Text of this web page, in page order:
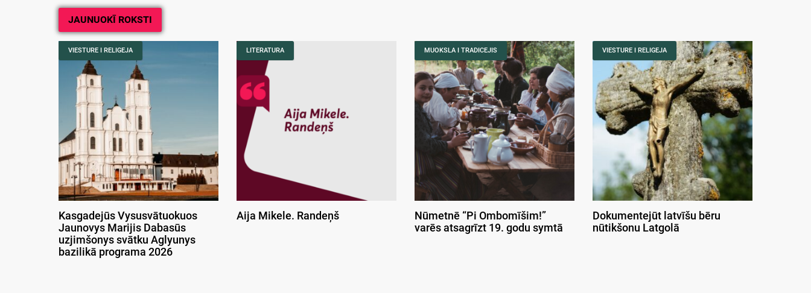
JAUNUOKĪ ROKSTI
VIESTURE I RELIGEJA
Kasgadejūs Vysusvātuokuos
Jaunovys Marijis Dabasūs
uzjimšonys svātku Aglyunys
bazilikā programa 2026
LITERATURA
Aija Mikele. Randeņš
MUOKSLA I TRADICEJIS
Nūmetnē “Pi Ombomīšim!”
varēs atsagrīzt 19. godu symtā
VIESTURE I RELIGEJA
Dokumentejūt latvīšu bēru
nūtikšonu Latgolā